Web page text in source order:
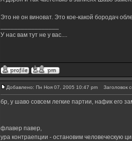
Это не он виноват. Это кое-какой бородач
У нас вам тут не у вас....
Добавлено: Пн Ноя 07, 2005 10:47 pm Заголовок
бр, у шаво совсем легкие партии, нафик его
флавер павер,
ура контраепции - остановим человеческую